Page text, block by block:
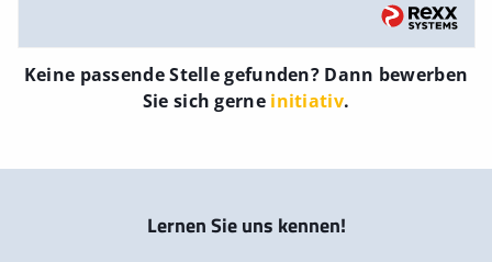
Keine passende Stelle gefunden? Dann bewerben
Sie sich gerne initiativ.
Lernen Sie uns kennen!